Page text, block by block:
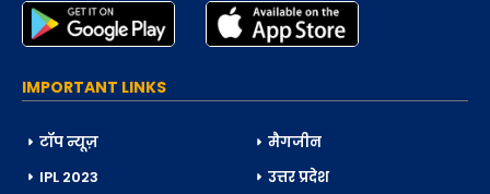
IMPORTANT LINKS
टॉप न्यूज़
मैगजीन
IPL 2023
उत्तर प्रदेश